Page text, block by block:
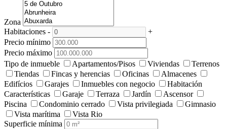
Zona
Habitaciones -
+
Precio mínimo
Precio máximo
Tipo de inmueble
Apartamentos/Pisos Viviendas
Terrenos
Tiendas
Fincas y herencias Oficinas
Almacenes
Edifícios
Garajes Inmuebles con negocio
Habitación
Características
Garaje Terraza Jardín
Ascensor
Piscina
Condominio cerrado Vista privilegiada
Gimnasio
Vista marítima
Vista Rio
Superficie mínima